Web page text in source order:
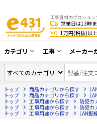
営業日は13時
¥0 1万円(税抜)以
カテゴリ
同軸ケーブル／テレビ用
アンテナ・取付金具・ブ
部材類
配線補助具（モール・結
プ類 他）
工事
CATV・ア
光工事・
エアコン・
メーカー
トップ 商品カテゴリから探す
トップ
商品カテゴリから探す
トップ
工事用途から探す 防犯カ
トップ
工事用途から探す 防犯カ
トップ
工事用途から探す LAN配